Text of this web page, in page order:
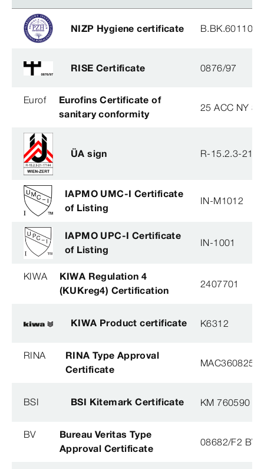
NIZP Hygiene certificate
RISE Certificate 0876/97
Eurof
Eurofins Certificate of
sanitary conformity
25 ACC NY
ÜA sign R-15.2.3-21-
IAPMO UMC-I Certificate
of Listing
IN-M1012
IAPMO UPC-I Certificate
of Listing
IN-1001
KIWA
KIWA Regulation 4
(KUKreg4) Certification
2407701
KIWA Product certificate K6312
RINA
RINA Type Approval
Certificate
BSI BSI Kitemark Certificate KM 760590
BV
Bureau Veritas Type
Approval Certificate
08682/F2 BV